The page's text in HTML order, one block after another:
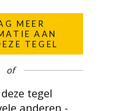
MEER
AAN
TEGEL
of
tegel
anderen -